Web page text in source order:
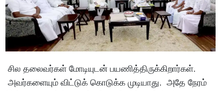
சில தலைவர்கள் மோடியுடன் பயணித்திருக்கிறார்கள்.
அவர்களையும் விட்டுக் கொடுக்க முடியாது. அதே நேரம்